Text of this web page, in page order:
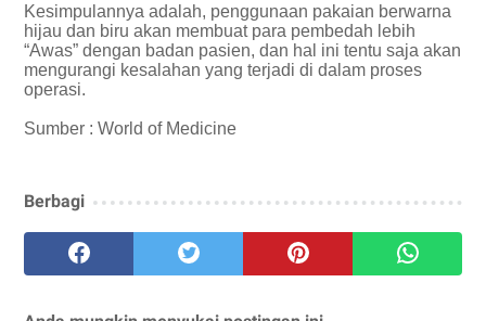
Kesimpulannya adalah, penggunaan pakaian berwarna
hijau dan biru akan membuat para pembedah lebih
“Awas” dengan badan pasien, dan hal ini tentu saja akan
mengurangi kesalahan yang terjadi di dalam proses
operasi.
Sumber : World of Medicine
Berbagi